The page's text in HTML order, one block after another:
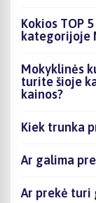
Kokios TOP
kategorijoje
Mokyklinės
turite šioje
kainos?
Kiek trunka
Ar galima
Ar prekė turi